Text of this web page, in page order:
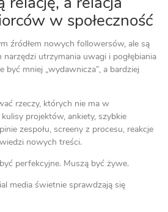
w społeczność
źródłem nowych followersów, ale są
utrzymania uwagi i pogłębiania
być mniej „wydawnicza”, a bardziej
rzeczy, których nie ma w
projektów, ankiety, szybkie
zespołu, screeny z procesu, reakcje
nowych treści.
perfekcyjne. Muszą być żywe.
media świetnie sprawdzają się